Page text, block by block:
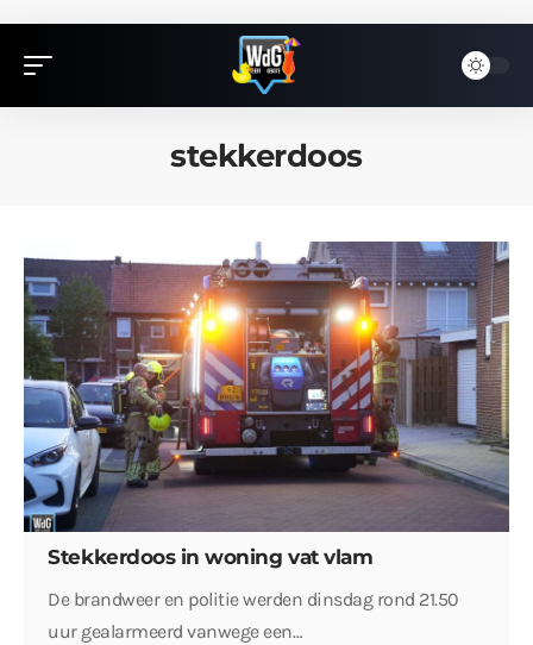
stekkerdoos
Stekkerdoos in woning vat vlam
De brandweer en politie werden dinsdag rond 21.50
uur gealarmeerd vanwege een…